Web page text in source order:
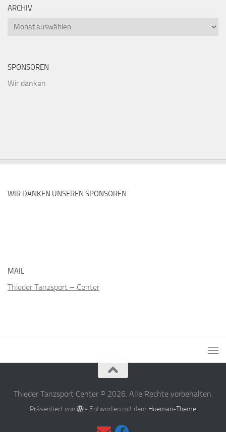
ARCHIV
Archiv
SPONSOREN
Wir danken
WIR DANKEN UNSEREN SPONSOREN
MAIL
Thieder Tanzsport – Center
Thieder Tanzsport Center © 2026. Alle Rechte vorbehalten.
Präsentiert von - Entworfen mit dem Hueman-Theme